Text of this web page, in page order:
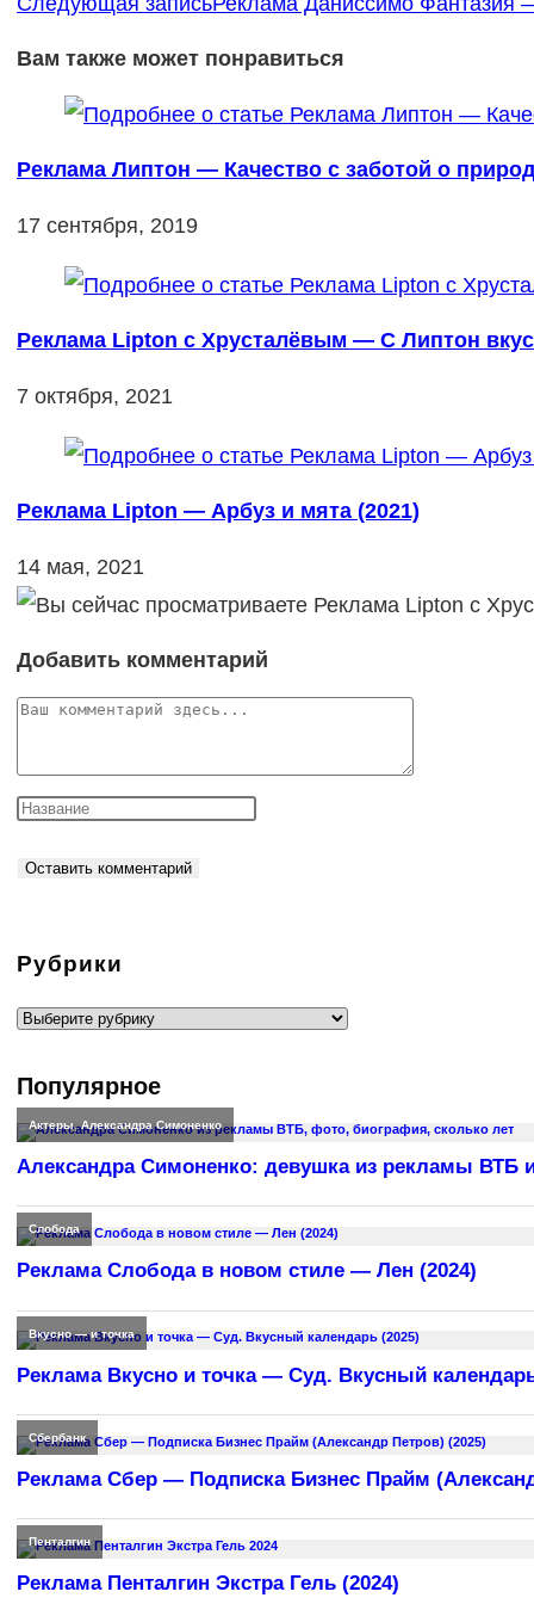
Вам также может понравиться
Реклама Липтон — Качество с заботой о
17 сентября, 2019
Реклама Lipton с Хрусталёвым — С Липтон
7 октября, 2021
Реклама Lipton — Арбуз и мята (2021)
14 мая, 2021
Добавить комментарий
Комментарий
Рубрики
Рубрики
Популярное
Актеры,Александра Симоненко
Александра Симоненко: девушка из рекламы ВТБ
Слобода
Реклама Слобода в новом стиле — Лен (2024)
Вкусно — и точка
Реклама Вкусно и точка — Суд. Вкусный
Сбербанк
Реклама Сбер — Подписка Бизнес Прайм
Пенталгин
Реклама Пенталгин Экстра Гель (2024)